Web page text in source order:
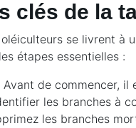
clés de la
se livrent à
étapes essentielles :
Avant de commencer, il
les branches à
les branches